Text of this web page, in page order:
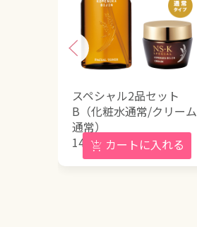
スペシャル2品セット
B（化粧水通常/クリーム
通常）
14,300円(税込)